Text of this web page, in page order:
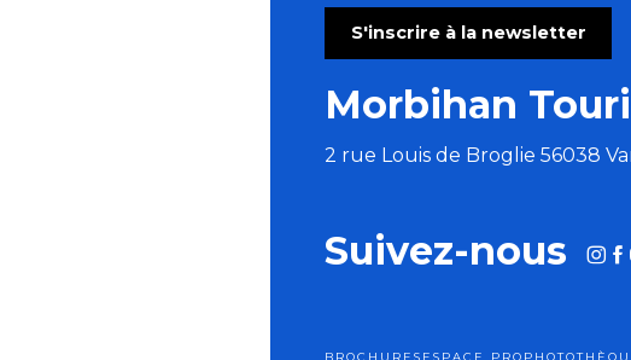
S'inscrire à la newsletter
Morbihan
2 rue Louis de Broglie 56038
Suivez-nous
BROCHURES ESPACE PRO